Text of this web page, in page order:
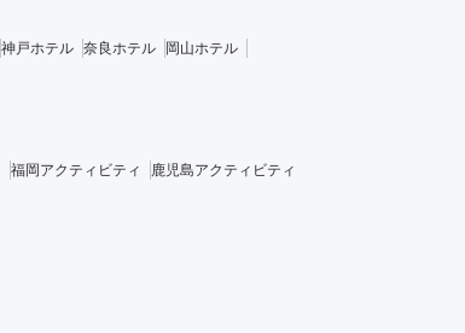
神戸ホテル 奈良ホテル
岡山ホテル
福岡アクティビティ 鹿児島アクティビティ